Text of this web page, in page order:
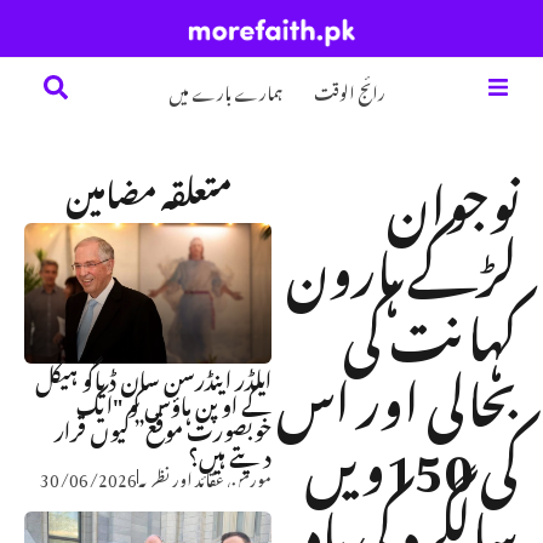
رائج الوقت ہمارے بارے میں
تلاش
نوجوان
لڑکے ہارون
کہانت کی
بحالی اور اس
کی 150ویں
متعلقہ مضامین
ایلڈر اینڈرسن سان ڈیاگو ہیکل
کے اوپن ہاؤس کو "ایک
خوبصورت موقع” کیوں قرار
دیتے ہیں؟
مورمن عقائد اور نظریہ30/06/2026